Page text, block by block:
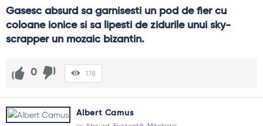
Gasesc absurd sa garnisesti un pod de fier cu
coloane ionice si sa lipesti de zidurile unui sky-
scrapper un mozaic bizantin.
0 178
Albert Camus